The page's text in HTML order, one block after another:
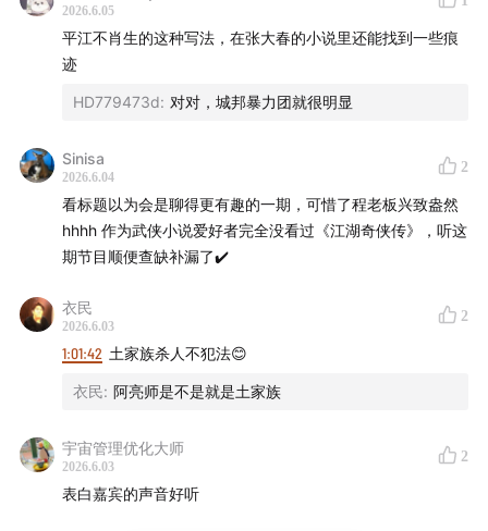
2026.6.05
平江不肖生的这种写法，在张大春的小说里还能找到一些痕
迹
HD779473d: 对对，城邦暴力团就很明显
Sinisa
2026.6.04
2
看标题以为会是聊得更有趣的一期，可惜了程老板兴致盎然
hhhh 作为武侠小说爱好者完全没看过《江湖奇侠传》，听这
期节目顺便查缺补漏了✔️
衣民
2026.6.03
2
1:01:42 土家族杀人不犯法😊
衣民: 阿亮师是不是就是土家族
宇宙管理优化大师
2026.6.03
2
表白嘉宾的声音好听